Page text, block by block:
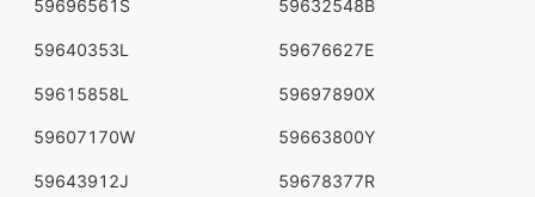
59696561S 59632548B
59640353L 59676627E
59615858L 59697890X
59607170W 59663800Y
59643912J 59678377R